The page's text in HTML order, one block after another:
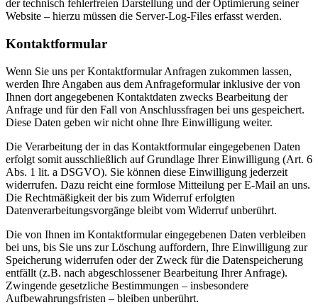
der technisch fehlerfreien Darstellung und der Optimierung seiner
Website – hierzu müssen die Server-Log-Files erfasst werden.
Kontaktformular
Wenn Sie uns per Kontaktformular Anfragen zukommen lassen,
werden Ihre Angaben aus dem Anfrageformular inklusive der von
Ihnen dort angegebenen Kontaktdaten zwecks Bearbeitung der
Anfrage und für den Fall von Anschlussfragen bei uns gespeichert.
Diese Daten geben wir nicht ohne Ihre Einwilligung weiter.
Die Verarbeitung der in das Kontaktformular eingegebenen Daten
erfolgt somit ausschließlich auf Grundlage Ihrer Einwilligung (Art. 6
Abs. 1 lit. a DSGVO). Sie können diese Einwilligung jederzeit
widerrufen. Dazu reicht eine formlose Mitteilung per E-Mail an uns.
Die Rechtmäßigkeit der bis zum Widerruf erfolgten
Datenverarbeitungsvorgänge bleibt vom Widerruf unberührt.
Die von Ihnen im Kontaktformular eingegebenen Daten verbleiben
bei uns, bis Sie uns zur Löschung auffordern, Ihre Einwilligung zur
Speicherung widerrufen oder der Zweck für die Datenspeicherung
entfällt (z.B. nach abgeschlossener Bearbeitung Ihrer Anfrage).
Zwingende gesetzliche Bestimmungen – insbesondere
Aufbewahrungsfristen – bleiben unberührt.